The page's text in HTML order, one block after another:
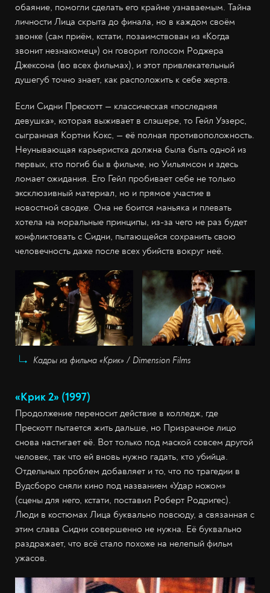
обаяние, помогли сделать его крайне узнаваемым. Тайна
личности Лица скрыта до финала, но в каждом своём
звонке (сам приём, кстати, позаимствован из «Когда
звонит незнакомец») он говорит голосом Роджера
Джексона (во всех фильмах), и этот привлекательный
душегуб точно знает, как расположить к себе жертв.
Если Сидни Прескотт — классическая «последняя
девушка», которая выживает в слэшере, то Гейл Уэзерс,
сыгранная Кортни Кокс, — её полная противоположность.
Неунывающая карьеристка должна была быть одной из
первых, кто погиб бы в фильме, но Уильямсон и здесь
ломает ожидания. Его Гейл пробивает себе не только
эксклюзивный материал, но и прямое участие в
новостной сводке. Она не боится маньяка и плевать
хотела на моральные принципы, из-за чего не раз будет
конфликтовать с Сидни, пытающейся сохранить свою
человечность даже после всех убийств вокруг неё.
Кадры из фильма «Крик» / Dimension Films
«Крик 2» (1997)
Продолжение переносит действие в колледж, где
Прескотт пытается жить дальше, но Призрачное лицо
снова настигает её. Вот только под маской совсем другой
человек, так что ей вновь нужно гадать, кто убийца.
Отдельных проблем добавляет и то, что по трагедии в
Вудсборо сняли кино под названием «Удар ножом»
(сцены для него, кстати, поставил Роберт Родригес).
Люди в костюмах Лица буквально повсюду, а связанная с
этим слава Сидни совершенно не нужна. Её буквально
раздражает, что всё стало похоже на нелепый фильм
ужасов.